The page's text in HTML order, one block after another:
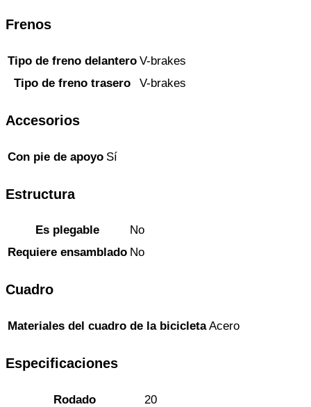
Frenos
Tipo de freno delantero V-brakes
Tipo de freno trasero
V-brakes
Accesorios
Con pie de apoyo Sí
Estructura
Es plegable
No
Requiere ensamblado No
Cuadro
Materiales del cuadro de la bicicleta Acero
Especificaciones
Rodado
20